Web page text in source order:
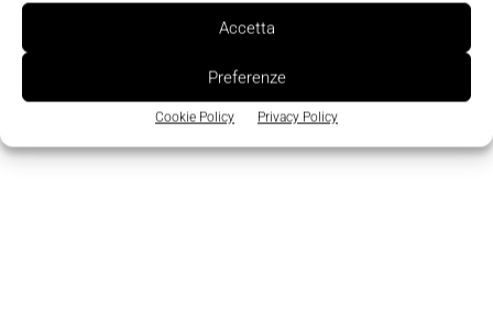
Accetta
Preferenze
Cookie Policy Privacy Policy